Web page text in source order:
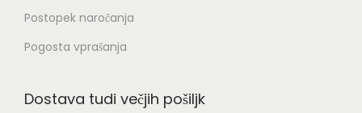
Postopek naročanja
Pogosta vprašanja
Dostava tudi večjih pošiljk